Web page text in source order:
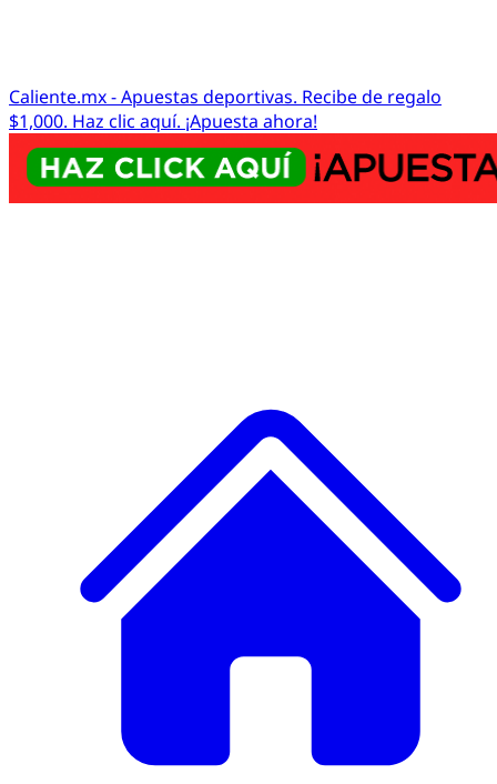
Caliente.mx - Apuestas deportivas. Recibe de regalo
$1,000. Haz clic aquí. ¡Apuesta ahora!